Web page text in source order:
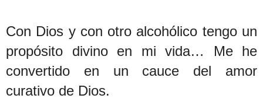
Con Dios y con otro alcohólico tengo un
propósito divino en mi vida… Me he
convertido en un cauce del amor
curativo de Dios.